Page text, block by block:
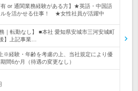
有 or 通関業務経験がある方】★英語・中国語
ルを活かせる仕事！ ★女性社員が活躍中
｜転勤なし】 ■本社 愛知県安城市三河安城町
】上記事業…
※経験・年齢を考慮の上、当社規定により優
間6か月（待遇の変更なし）